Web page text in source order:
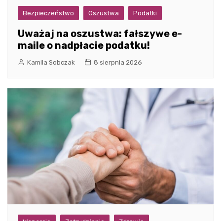
Bezpieczeństwo Oszustwa Podatki
Uważaj na oszustwa: fałszywe e-
maile o nadpłacie podatku!
Kamila Sobczak 8 sierpnia 2026